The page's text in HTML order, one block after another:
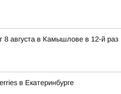
августа в Камышлове в 12-й раз
в Екатеринбурге